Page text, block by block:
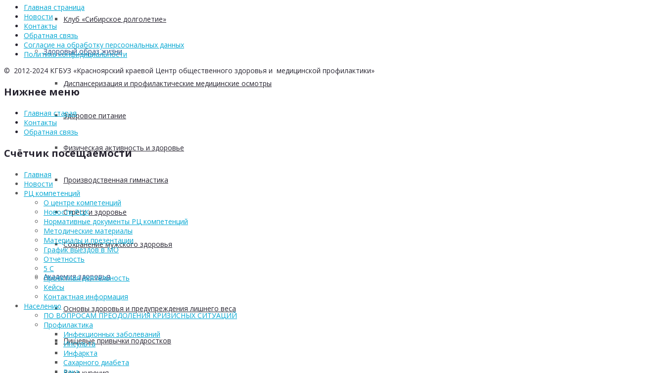
Клуб «Сибирское долголетие»
Здоровый образ жизни
Диспансеризация и профилактические медицинские осмотры
Здоровое питание
Физическая активность и здоровье
Производственная гимнастика
Стресс и здоровье
Сохранение мужского здоровья
Академия здоровья
Основы здоровья и предупреждения лишнего веса
Пищевые привычки подростков
Главная страница
Новости
Контакты
Обратная связь
Согласие на обработку персоональных данных
Политика конфидициальности
© 2012-2024 КГБУЗ «Красноярский краевой Центр общественного здоровья и медицинской профилактики»
Нижнее меню
Главная старая
Контакты
Обратная связь
Счётчик посещаемости
Главная
Новости
РЦ компетенций
О центре компетенций
Новости РЦК
Нормативные документы РЦ компетенций
Методические материалы
Материалы и презентации
График выездов в МО
Отчетность
5 С
Проектная деятельность
Кейсы
Контактная информация
Населению
ПО ВОПРОСАМ ПРЕОДОЛЕНИЯ КРИЗИСНЫХ СИТУАЦИЙ
Профилактика
Инфекционных заболеваний
Инсульта
Инфаркта
Сахарного диабета